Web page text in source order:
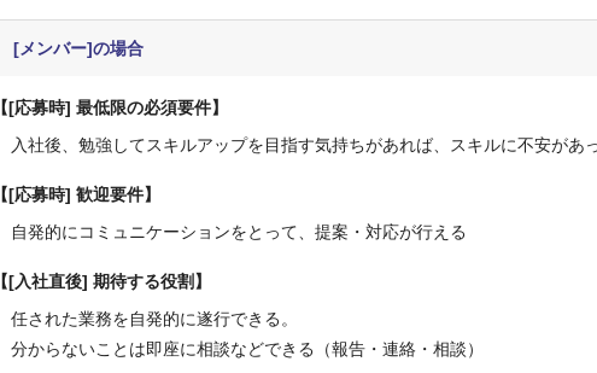
[メンバー]の場合
[応募時] 最低限の必須要件
入社後、勉強してスキルアップを目指す気持ちがあれば、スキルに不安があ
[応募時] 歓迎要件
自発的にコミュニケーションをとって、提案・対応が行える
[入社直後] 期待する役割
任された業務を自発的に遂行できる。
分からないことは即座に相談などできる（報告・連絡・相談）